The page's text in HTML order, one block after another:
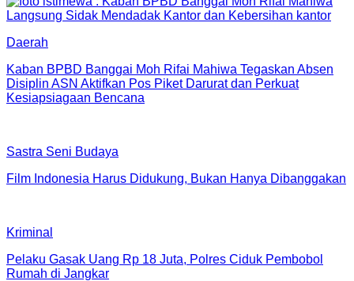
Daerah
Kaban BPBD Banggai Moh Rifai Mahiwa Tegaskan Absen
Disiplin ASN Aktifkan Pos Piket Darurat dan Perkuat
Kesiapsiagaan Bencana
Sastra Seni Budaya
Film Indonesia Harus Didukung, Bukan Hanya Dibanggakan
Kriminal
Pelaku Gasak Uang Rp 18 Juta, Polres Ciduk Pembobol
Rumah di Jangkar